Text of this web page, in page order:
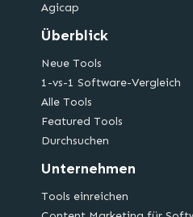
Agicap
Überblick
Neue Tools
1-vs-1 Software-Vergleich
Alle Tools
Featured Tools
Durchsuchen
Unternehmen
Tools einreichen